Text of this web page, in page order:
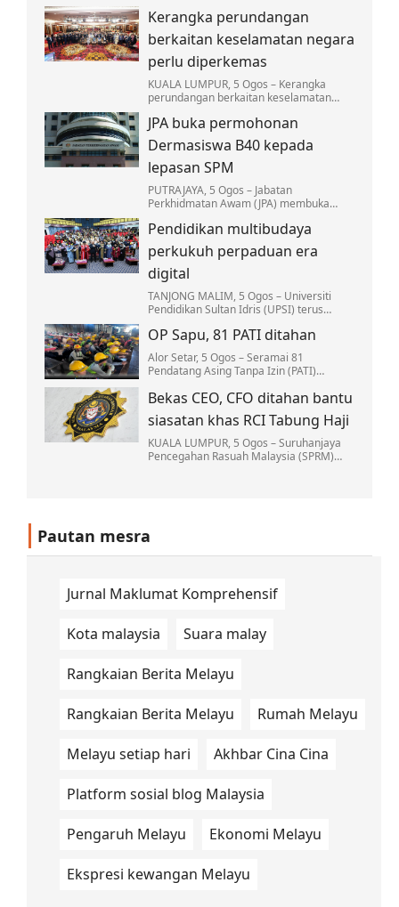
bagi membantu siasatan susulan
penemuan mayat…
Kerangka perundangan
berkaitan keselamatan negara
perlu diperkemas
KUALA LUMPUR, 5 Ogos – Kerangka
perundangan berkaitan keselamatan
berterusan agar kekal relevan dalam
menangani ancaman…
JPA buka permohonan
Dermasiswa B40 kepada
lepasan SPM
PUTRAJAYA, 5 Ogos – Jabatan
Perkhidmatan Awam (JPA) membuka
(DB40) Tahun 2026 kepada lepasan Sijil
Pelajaran Malaysia (SPM)…
Pendidikan multibudaya
perkukuh perpaduan era
digital
TANJONG MALIM, 5 Ogos – Universiti
Pendidikan Sultan Idris (UPSI) terus
paradigma pendidikan multibudaya…
OP Sapu, 81 PATI ditahan
Alor Setar, 5 Ogos – Seramai 81
Pendatang Asing Tanpa Izin (PATI)
dijalankan di sebuah tapak pembinaan di
Bekas CEO, CFO ditahan bantu
siasatan khas RCI Tabung Haji
KUALA LUMPUR, 5 Ogos – Suruhanjaya
Pencegahan Rasuah Malaysia (SPRM)
Pautan mesra
Jurnal Maklumat Komprehensif
Kota malaysia Suara malay
Rangkaian Berita Melayu
Rangkaian Berita Melayu Rumah Melayu
Melayu setiap hari Akhbar Cina Cina
Platform sosial blog Malaysia
Pengaruh Melayu Ekonomi Melayu
Ekspresi kewangan Melayu